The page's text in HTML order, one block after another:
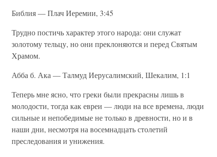
Библия — Плач Иеремии, 3:45
Трудно постичь характер этого народа: они служат
золотому тельцу, но они преклоняются и перед Святым
Храмом.
Абба б. Ака — Талмуд Иерусалимский, Шекалим, 1:1
Теперь мне ясно, что греки были прекрасны лишь в
молодости, тогда как евреи — люди на все времена, люди
сильные и непобедимые не только в древности, но и в
наши дни, несмотря на восемнадцать столетий
преследования и унижения.